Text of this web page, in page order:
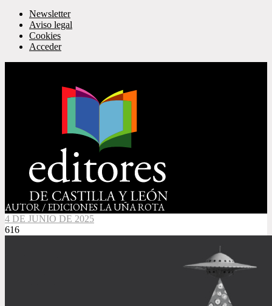
Newsletter
Aviso legal
Cookies
Acceder
AUTOR / EDICIONES LA UÑA ROTA
4 DE JUNIO DE 2025
616